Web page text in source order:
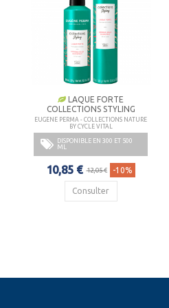
LAQUE FORTE
COLLECTIONS STYLING
EUGENE PERMA - COLLECTIONS NATURE
BY CYCLE VITAL
DISPONIBLE EN 300 ET 500
ML
10,85 € 12,05 € -10%
Consulter